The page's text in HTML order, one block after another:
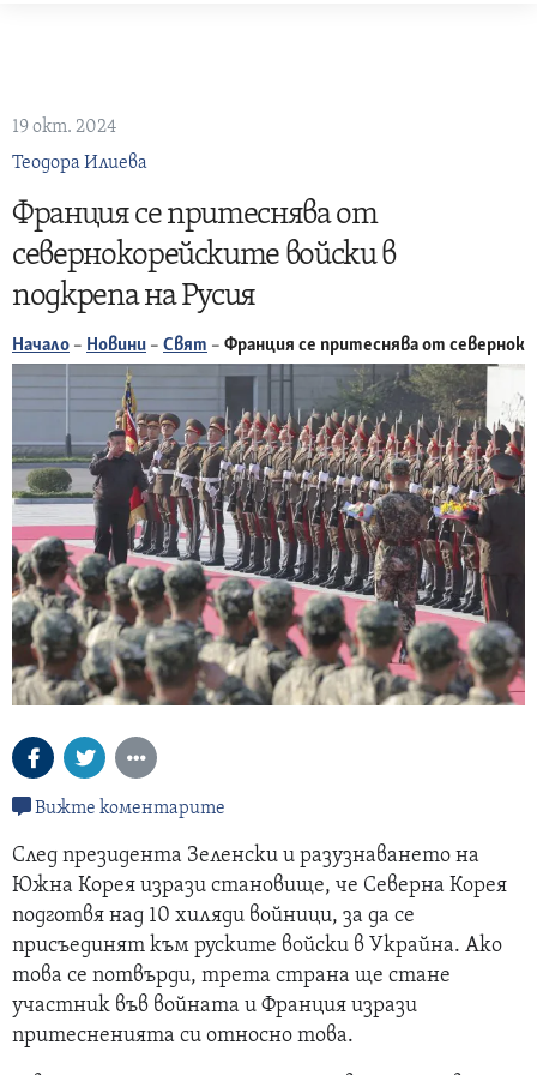
19 окт. 2024
Теодора Илиева
Франция се притеснява от
севернокорейските войски в
подкрепа на Русия
Начало – Новини – Свят – Франция се притеснява от
Вижте коментарите
След президента Зеленски и разузнаването на
Южна Корея изрази становище, че Северна Корея
подготвя над 10 хиляди войници, за да се
присъединят към руските войски в Украйна. Ако
това се потвърди, трета страна ще стане
участник във войната и Франция изрази
притесненията си относно това.